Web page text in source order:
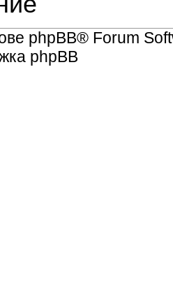
phpBB® Forum
phpBB